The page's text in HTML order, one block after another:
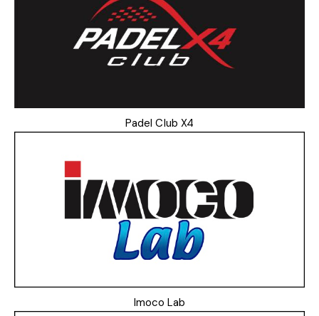
Padel Club X4
Imoco Lab